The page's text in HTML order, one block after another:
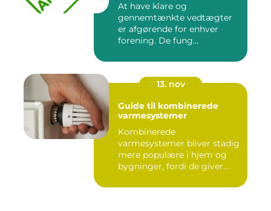
At have klare og
gennemtænkte vedtægter
er afgørende for enhver
forening. De fung...
13. nov
Guide til kombinerede
varmesystemer
Kombinerede
varmesystemer bliver stadig
mere populære i hjem og
bygninger, fordi de giver